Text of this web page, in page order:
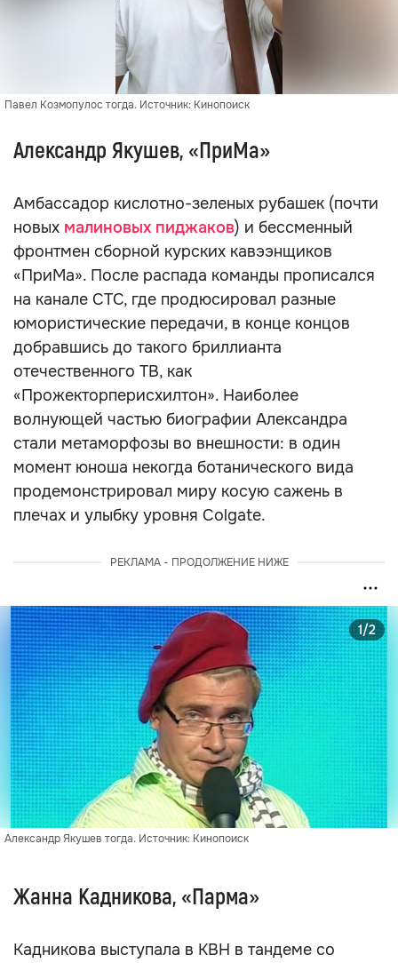
Павел Козмопулос тогда. Источник: Кинопоиск
Александр Якушев, «ПриМа»
Амбассадор кислотно-зеленых рубашек (почти
новых малиновых пиджаков) и бессменный
фронтмен сборной курских кавээнщиков
«ПриМа». После распада команды прописался
на канале СТС, где продюсировал разные
юмористические передачи, в конце концов
добравшись до такого бриллианта
отечественного ТВ, как
«Прожекторперисхилтон». Наиболее
волнующей частью биографии Александра
стали метаморфозы во внешности: в один
момент юноша некогда ботанического вида
продемонстрировал миру косую сажень в
плечах и улыбку уровня Colgate.
РЕКЛАМА - ПРОДОЛЖЕНИЕ НИЖЕ
Александр Якушев тогда. Источник: Кинопоиск
1/2
Жанна Кадникова, «Парма»
Кадникова выступала в КВН в тандеме со